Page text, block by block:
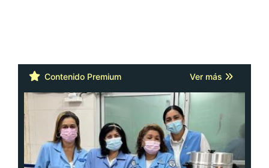
Contenido Premium Ver más